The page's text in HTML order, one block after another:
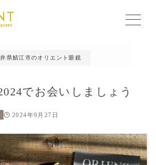
県鯖江市のオリエント眼鏡
でお会いしましょう
2024年9月27日